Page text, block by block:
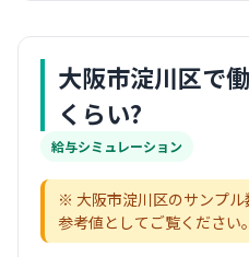
大阪市淀川区で
くらい?
給与シミュレーション
※ 大阪市淀川区のサンプ
参考値としてご覧ください。